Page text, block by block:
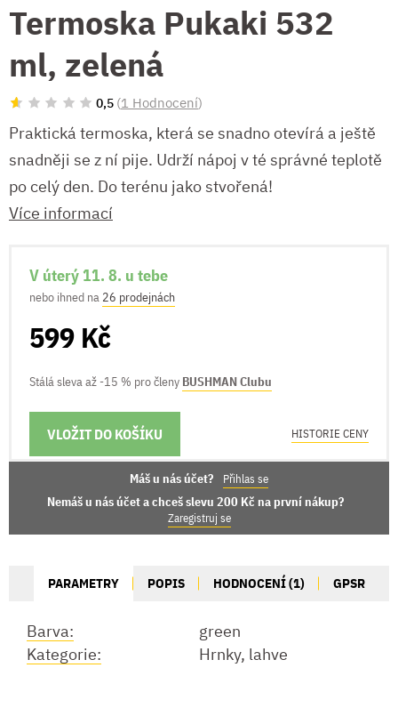
Termoska Pukaki 532
ml, zelená
0,5 (1 Hodnocení)
Praktická termoska, která se snadno otevírá a ještě
snadněji se z ní pije. Udrží nápoj v té správné teplotě
po celý den. Do terénu jako stvořená!
Více informací
V úterý 11. 8. u tebe
nebo ihned na 26 prodejnách
599 Kč
Stálá sleva až -15 % pro členy BUSHMAN Clubu
VLOŽIT DO KOŠÍKU
MOŽNOSTI DORUČENÍ HISTORIE CENY
Máš u nás účet? Přihlas se
Nemáš u nás účet a chceš slevu 200 Kč na první nákup?
Zaregistruj se
PARAMETRY POPIS HODNOCENÍ (1) GPSR
Barva:
green
Kategorie:
Hrnky, lahve